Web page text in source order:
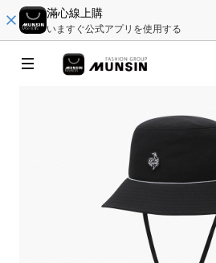
滿心線上購
いますぐ公式アプリを使用する